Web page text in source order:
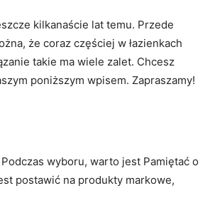
kilkanaście lat temu. Przede
że coraz częściej w łazienkach
takie ma wiele zalet. Chcesz
poniższym wpisem. Zapraszamy!
wyboru, warto jest Pamiętać o
postawić na produkty markowe,